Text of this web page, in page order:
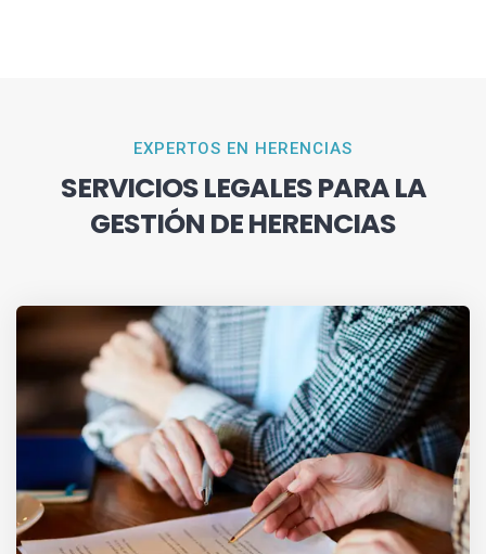
EXPERTOS EN HERENCIAS
SERVICIOS LEGALES PARA LA
GESTIÓN DE HERENCIAS